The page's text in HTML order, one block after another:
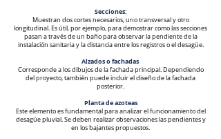
Secciones:
Muestran dos cortes necesarios, uno transversal y otro
longitudinal. Es útil, por ejemplo, para demostrar como las secciones
pasan a través de un baño para observar la pendiente de la
instalación sanitaria y la distancia entre los registros o el desagüe.
Alzados o fachadas
Corresponde a los dibujos de la fachada principal. Dependiendo
del proyecto, también puede incluir el diseño de la fachada
posterior.
Planta de azoteas
Este elemento es fundamental para analizar el funcionamiento del
desagüe pluvial. Se deben realizar observaciones las pendientes y
en los bajantes propuestos.